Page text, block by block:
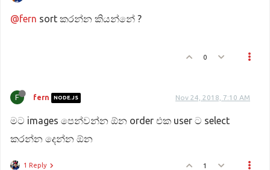
@fern sort කරන්න කියන්නේ ?
0
F fern NODE.JS Nov 24, 2018, 7:10 AM
මට images පෙන්වන්න ඕන order එක user ට select
කරන්න දෙන්න ඕන
1 Reply 1